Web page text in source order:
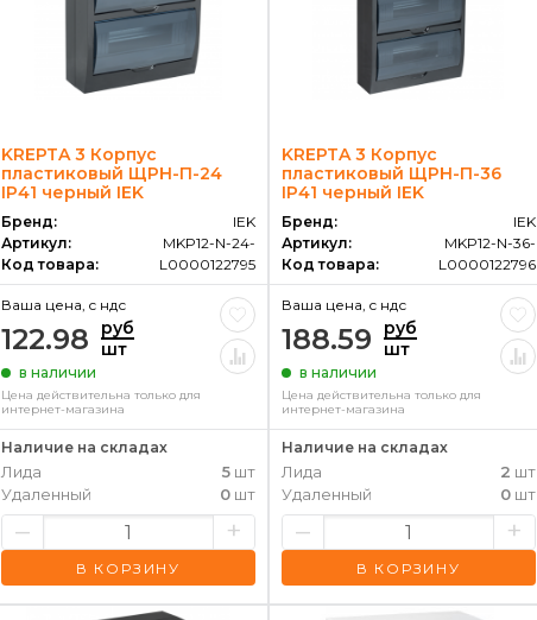
KREPTA 3 Корпус
пластиковый ЩРН-П-24
IP41 черный IEK
Бренд:
IEK
Артикул:
MKP12-N-24-
Код товара:
L0000122795
Ваша цена, c ндс
122.98
руб
шт
в наличии
Цена действительна только для
интернет-магазина
Наличие на складах
Лида 5шт
Удаленный
0шт
– +
В КОРЗИНУ
KREPTA 3 Корпус
пластиковый ЩРН-П-36
IP41 черный IEK
Бренд:
IEK
Артикул:
MKP12-N-36-
Код товара:
L0000122796
Ваша цена, c ндс
188.59
руб
шт
в наличии
Цена действительна только для
интернет-магазина
Наличие на складах
Лида 2 шт
Удаленный
0шт
– +
В КОРЗИНУ